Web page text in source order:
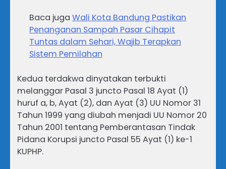
Baca juga Wali Kota Bandung Pastikan
Penanganan Sampah Pasar Cihapit
Tuntas dalam Sehari, Wajib Terapkan
Sistem Pemilahan
Kedua terdakwa dinyatakan terbukti
melanggar Pasal 3 juncto Pasal 18 Ayat (1)
huruf a, b, Ayat (2), dan Ayat (3) UU Nomor 31
Tahun 1999 yang diubah menjadi UU Nomor 20
Tahun 2001 tentang Pemberantasan Tindak
Pidana Korupsi juncto Pasal 55 Ayat (1) ke-1
KUPHP.